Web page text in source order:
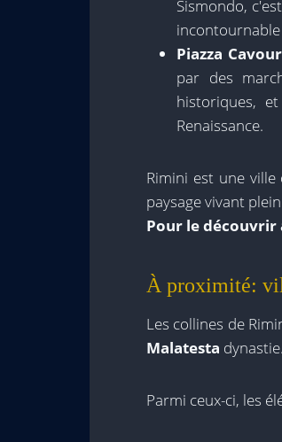
Sismondo,
Piazza Cavour
par des
historiques,
Renaissance.
Rimini est une
paysage vivant
Pour le
À proximité:
Les collines de
Malatesta dynastie.
Parmi ceux-ci, les